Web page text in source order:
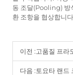
동 조달(Pooling) 방
환 조항을 협상합니
이전 :고품질 프라
다음 :토요타 랜드 크